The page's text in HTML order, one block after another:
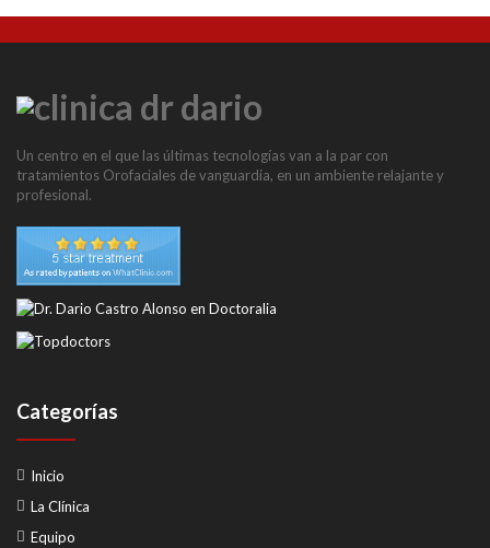
Un centro en el que las últimas tecnologías van a la par con
tratamientos Orofaciales de vanguardia, en un ambiente relajante y
profesional.
Categorías
Inicio
La Clínica
Equipo